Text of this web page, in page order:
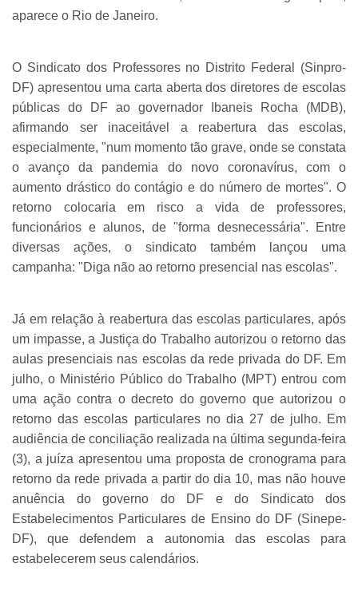
aparece o Rio de Janeiro.
O Sindicato dos Professores no Distrito Federal (Sinpro-
DF) apresentou uma carta aberta dos diretores de escolas
públicas do DF ao governador Ibaneis Rocha (MDB),
afirmando ser inaceitável a reabertura das escolas,
especialmente, "num momento tão grave, onde se constata
o avanço da pandemia do novo coronavírus, com o
aumento drástico do contágio e do número de mortes". O
retorno colocaria em risco a vida de professores,
funcionários e alunos, de "forma desnecessária". Entre
diversas ações, o sindicato também lançou uma
campanha: "Diga não ao retorno presencial nas escolas".
Já em relação à reabertura das escolas particulares, após
um impasse, a Justiça do Trabalho autorizou o retorno das
aulas presenciais nas escolas da rede privada do DF. Em
julho, o Ministério Público do Trabalho (MPT) entrou com
uma ação contra o decreto do governo que autorizou o
retorno das escolas particulares no dia 27 de julho. Em
audiência de conciliação realizada na última segunda-feira
(3), a juíza apresentou uma proposta de cronograma para
retorno da rede privada a partir do dia 10, mas não houve
anuência do governo do DF e do Sindicato dos
Estabelecimentos Particulares de Ensino do DF (Sinepe-
DF), que defendem a autonomia das escolas para
estabelecerem seus calendários.